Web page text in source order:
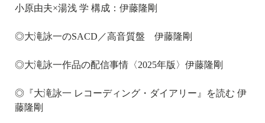
小原由夫×湯浅 学 構成：伊藤隆剛
◎大滝詠一のSACD／高音質盤 伊藤隆剛
◎大滝詠一作品の配信事情〈2025年版〉伊藤隆剛
◎『大滝詠一 レコーディング・ダイアリー』を読む 伊
藤隆剛